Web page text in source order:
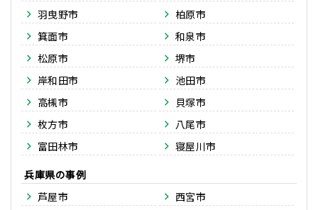
羽曳野市
柏原市
箕面市
和泉市
松原市
堺市
岸和田市
池田市
高槻市
貝塚市
枚方市
八尾市
富田林市
寝屋川市
兵庫県
芦屋市
西宮市